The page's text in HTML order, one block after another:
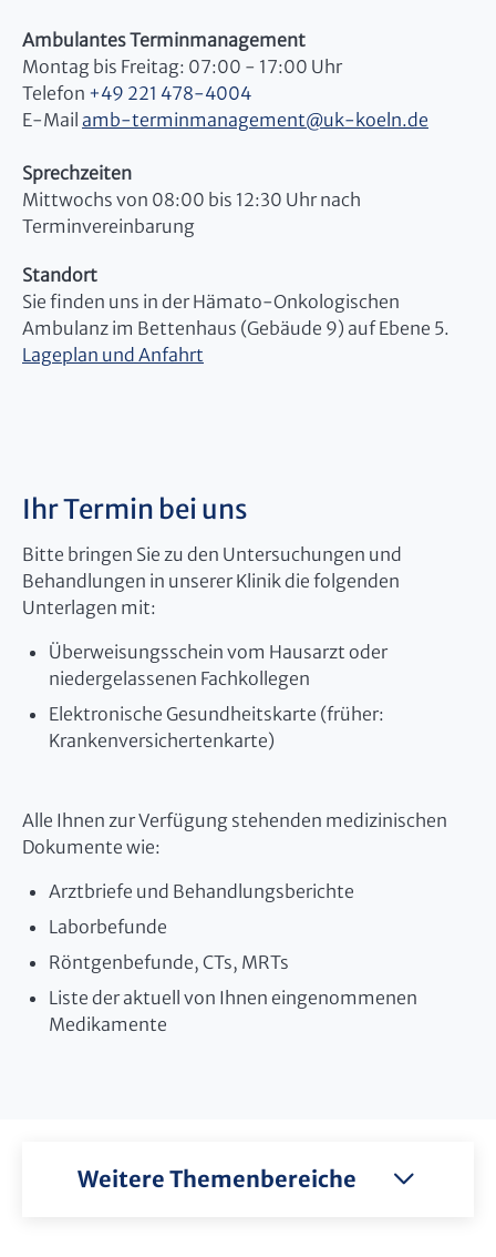
Ambulantes Terminmanagement
Montag bis Freitag: 07:00 - 17:00 Uhr
Telefon +49 221 478-4004
E-Mail amb-terminmanagement@uk-koeln.de
Sprechzeiten
Mittwochs von 08:00 bis 12:30 Uhr nach
Terminvereinbarung
Standort
Sie finden uns in der Hämato-Onkologischen
Ambulanz im Bettenhaus (Gebäude 9) auf Ebene 5.
Lageplan und Anfahrt
Ihr Termin bei uns
Bitte bringen Sie zu den Untersuchungen und
Behandlungen in unserer Klinik die folgenden
Unterlagen mit:
Überweisungsschein vom Hausarzt oder
niedergelassenen Fachkollegen
Elektronische Gesundheitskarte (früher:
Krankenversichertenkarte)
Alle Ihnen zur Verfügung stehenden medizinischen
Dokumente wie:
Arztbriefe und Behandlungsberichte
Laborbefunde
Röntgenbefunde, CTs, MRTs
Liste der aktuell von Ihnen eingenommenen
Medikamente
Weitere Themenbereiche